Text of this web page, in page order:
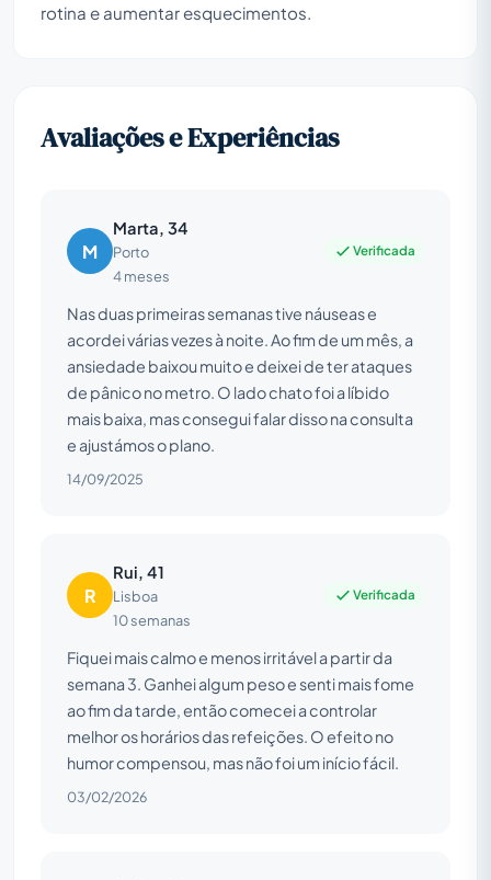
rotina e aumentar esquecimentos.
Avaliações e Experiências
M
Marta, 34
Porto
4 meses
Verificada
Nas duas primeiras semanas tive náuseas e
acordei várias vezes à noite. Ao fim de um mês, a
ansiedade baixou muito e deixei de ter ataques
de pânico no metro. O lado chato foi a líbido
mais baixa, mas consegui falar disso na consulta
e ajustámos o plano.
14/09/2025
R
Rui, 41
Lisboa
10 semanas
Verificada
Fiquei mais calmo e menos irritável a partir da
semana 3. Ganhei algum peso e senti mais fome
ao fim da tarde, então comecei a controlar
melhor os horários das refeições. O efeito no
humor compensou, mas não foi um início fácil.
03/02/2026